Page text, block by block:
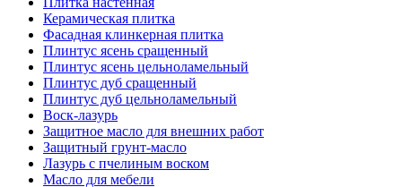
Керамическая плитка
Фасадная клинкерная плитка
Плинтус ясень сращенный
Плинтус ясень цельноламельный
Плинтус дуб сращенный
Плинтус дуб цельноламельный
Воск-лазурь
Защитное масло для внешних работ
Защитный грунт-масло
Лазурь с пчелиным воском
Масло для мебели